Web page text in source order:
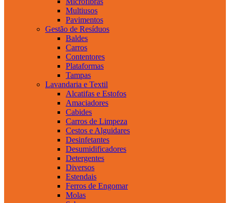
Multiusos
Pavimentos
Gestão de Resíduos
Baldes
Carros
Contentores
Plataformas
Tampas
Lavandaria e Textil
Alcatifas e Estofos
Amaciadores
Cabides
Carros de Limpeza
Cestos e Alguidares
Desinfetantes
Desumidificadores
Detergentes
Diversos
Estendais
Ferros de Engomar
Molas